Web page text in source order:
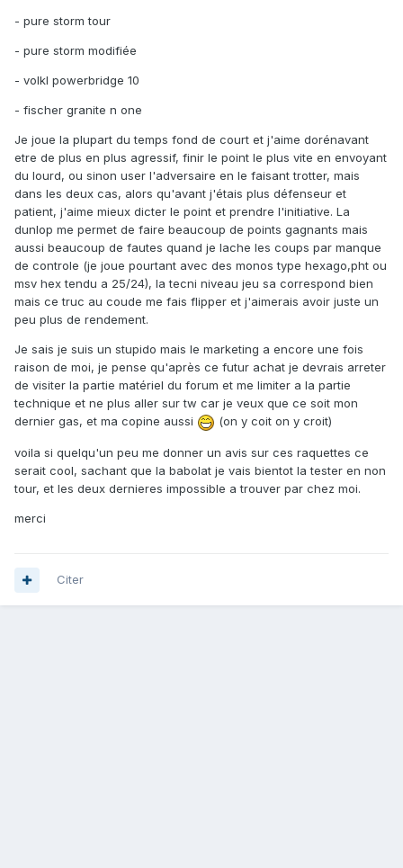
- pure storm tour
- pure storm modifiée
- volkl powerbridge 10
- fischer granite n one
Je joue la plupart du temps fond de court et j'aime dorénavant
etre de plus en plus agressif, finir le point le plus vite en envoyant
du lourd, ou sinon user l'adversaire en le faisant trotter, mais
dans les deux cas, alors qu'avant j'étais plus défenseur et
patient, j'aime mieux dicter le point et prendre l'initiative. La
dunlop me permet de faire beaucoup de points gagnants mais
aussi beaucoup de fautes quand je lache les coups par manque
de controle (je joue pourtant avec des monos type hexago,pht ou
msv hex tendu a 25/24), la tecni niveau jeu sa correspond bien
mais ce truc au coude me fais flipper et j'aimerais avoir juste un
peu plus de rendement.
Je sais je suis un stupido mais le marketing a encore une fois
raison de moi, je pense qu'après ce futur achat je devrais arreter
de visiter la partie matériel du forum et me limiter a la partie
technique et ne plus aller sur tw car je veux que ce soit mon
dernier gas, et ma copine aussi
(on y coit on y croit)
voila si quelqu'un peu me donner un avis sur ces raquettes ce
serait cool, sachant que la babolat je vais bientot la tester en non
tour, et les deux dernieres impossible a trouver par chez moi.
merci
Citer